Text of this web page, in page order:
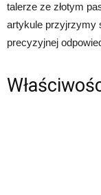
talerze ze złotym
artykule przyjrzymy
precyzyjnej